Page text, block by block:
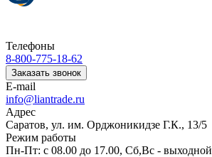
Телефоны
8-800-775-18-62
Заказать звонок
E-mail
info@liantrade.ru
Адрес
Саратов, ул. им. Орджоникидзе Г.К., 13/5
Режим работы
Пн-Пт: c 08.00 до 17.00, Cб,Вс - выходной